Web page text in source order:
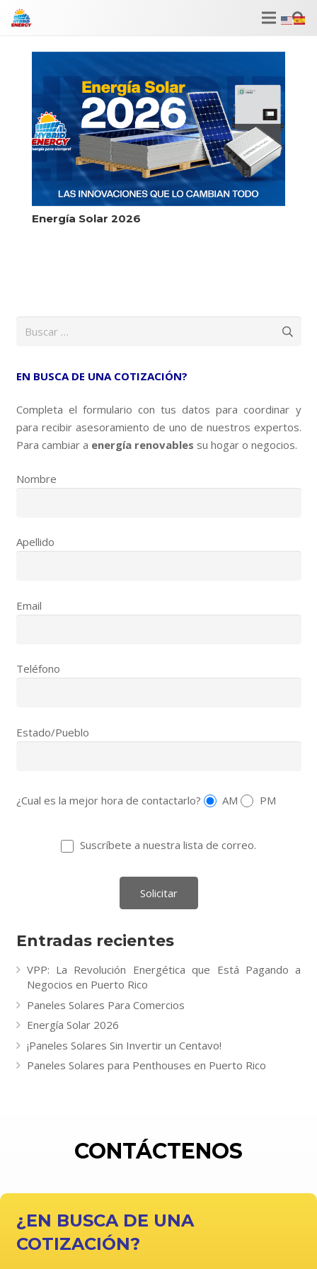
Energía Solar 2026
EN BUSCA DE UNA COTIZACIÓN?
Completa el formulario con tus datos para coordinar y
para recibir asesoramiento de uno de nuestros expertos.
Para cambiar a energía renovables su hogar o negocios.
Nombre
Apellido
Email
Teléfono
Estado/Pueblo
¿Cual es la mejor hora de contactarlo? AM PM
Suscríbete a nuestra lista de correo.
Entradas recientes
VPP: La Revolución Energética que Está Pagando a
Negocios en Puerto Rico
Paneles Solares Para Comercios
Energía Solar 2026
¡Paneles Solares Sin Invertir un Centavo!
Paneles Solares para Penthouses en Puerto Rico
CONTÁCTENOS
¿EN BUSCA DE UNA
COTIZACIÓN?